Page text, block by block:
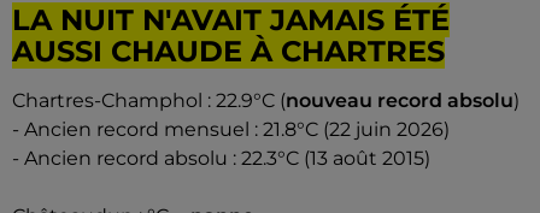
LA NUIT N'AVAIT JAMAIS ÉTÉ
AUSSI CHAUDE À CHARTRES
Chartres-Champhol : 22.9°C (nouveau record absolu)
- Ancien record mensuel : 21.8°C (22 juin 2026)
- Ancien record absolu : 22.3°C (13 août 2015)